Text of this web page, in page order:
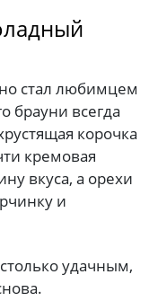
стал любимцем
брауни всегда
корочка
кремовая
вкуса, а орехи
и
удачным,